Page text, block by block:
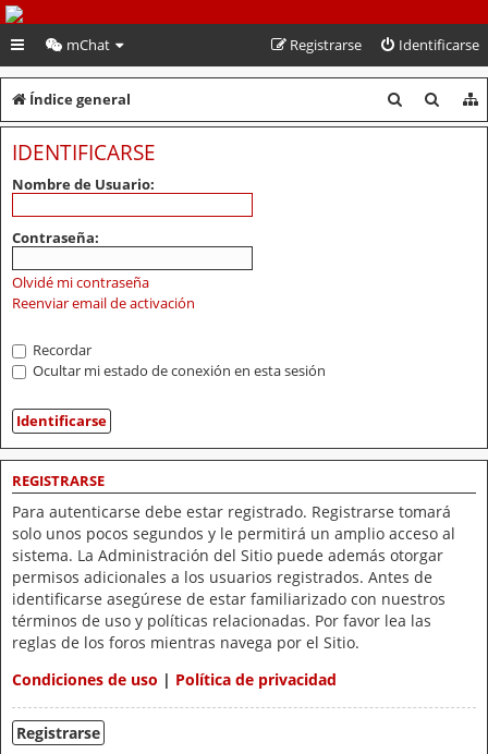
PeruVoley.com
mChat Identificarse
Registrarse
Índice general
u
u
IDENTIFICARSE
Nombre de Usuario:
Contraseña:
Olvidé mi contraseña
Reenviar email de activación
Recordar
Ocultar mi estado de conexión en esta sesión
REGISTRARSE
Para autenticarse debe estar registrado. Registrarse tomará
solo unos pocos segundos y le permitirá un amplio acceso al
sistema. La Administración del Sitio puede además otorgar
permisos adicionales a los usuarios registrados. Antes de
identificarse asegúrese de estar familiarizado con nuestros
términos de uso y políticas relacionadas. Por favor lea las
reglas de los foros mientras navega por el Sitio.
Condiciones de uso | Política de privacidad
Registrarse